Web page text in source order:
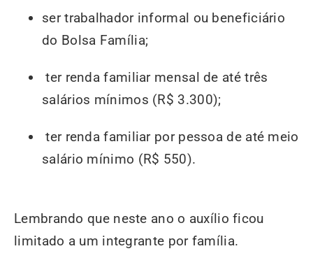
ser trabalhador informal ou beneficiário
do Bolsa Família;
ter renda familiar mensal de até três
salários mínimos (R$ 3.300);
ter renda familiar por pessoa de até meio
salário mínimo (R$ 550).
Lembrando que neste ano o auxílio ficou
limitado a um integrante por família.